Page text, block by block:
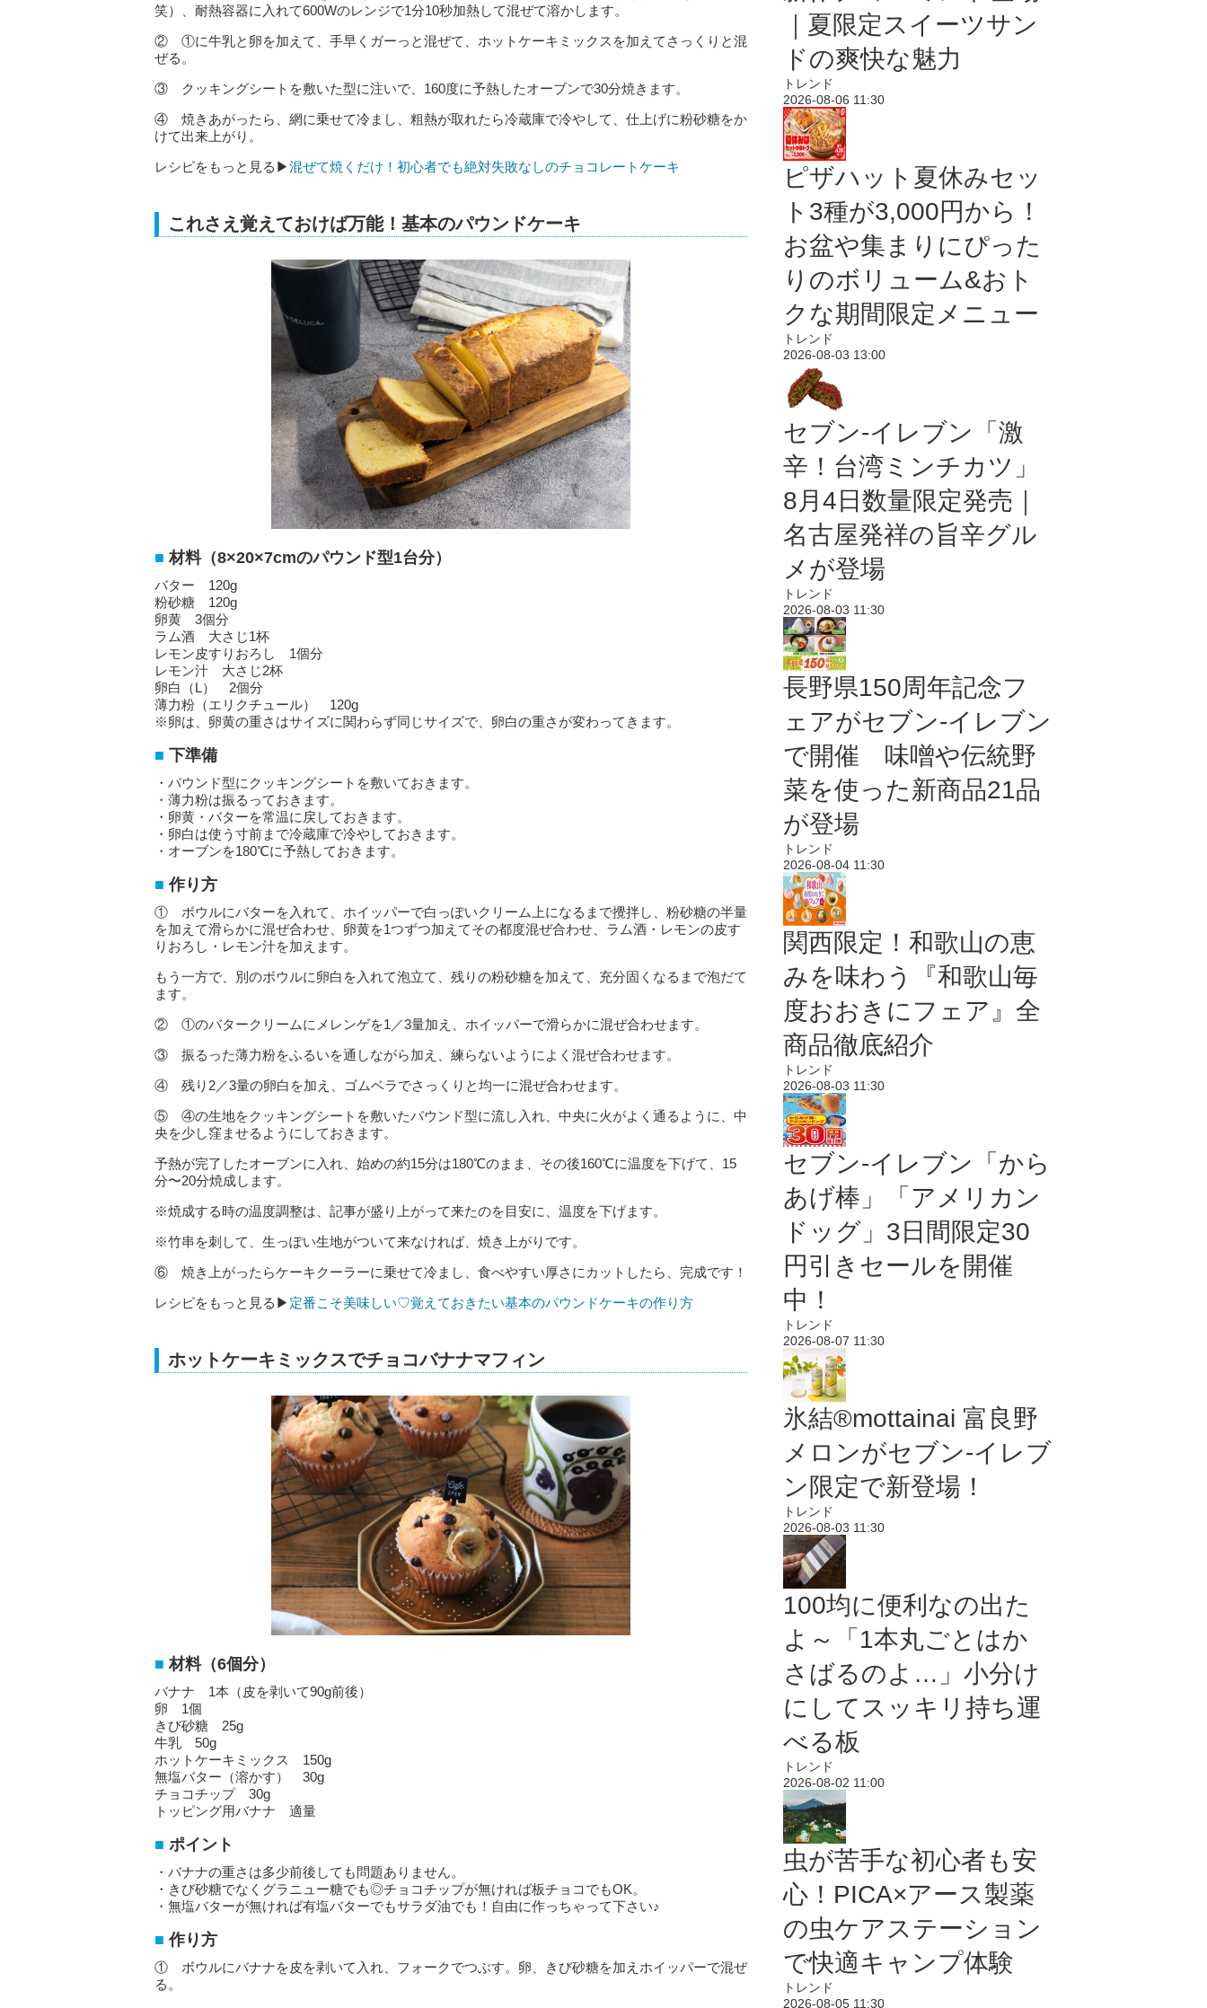
笑）、耐熱容器に入れて600Wのレンジで1分10秒加熱して混ぜて溶かします。
② ①に牛乳と卵を加えて、手早くガーっと混ぜて、ホットケーキミックスを加えてさっくりと混
ぜる。
③ クッキングシートを敷いた型に注いで、160度に予熱したオーブンで30分焼きます。
④ 焼きあがったら、網に乗せて冷まし、粗熱が取れたら冷蔵庫で冷やして、仕上げに粉砂糖をか
けて出来上がり。
レシピをもっと見る▶混ぜて焼くだけ！初心者でも絶対失敗なしのチョコレートケーキ
これさえ覚えておけば万能！基本のパウンドケーキ
材料（8×20×7cmのパウンド型1台分）
バター 120g
粉砂糖 120g
卵黄 3個分
ラム酒 大さじ1杯
レモン皮すりおろし 1個分
レモン汁 大さじ2杯
卵白（L） 2個分
薄力粉（エリクチュール） 120g
※卵は、卵黄の重さはサイズに関わらず同じサイズで、卵白の重さが変わってきます。
下準備
・パウンド型にクッキングシートを敷いておきます。
・薄力粉は振るっておきます。
・卵黄・バターを常温に戻しておきます。
・卵白は使う寸前まで冷蔵庫で冷やしておきます。
・オーブンを180℃に予熱しておきます。
作り方
① ボウルにバターを入れて、ホイッパーで白っぽいクリーム上になるまで攪拌し、粉砂糖の半量
を加えて滑らかに混ぜ合わせ、卵黄を1つずつ加えてその都度混ぜ合わせ、ラム酒・レモンの皮す
りおろし・レモン汁を加えます。
もう一方で、別のボウルに卵白を入れて泡立て、残りの粉砂糖を加えて、充分固くなるまで泡だて
ます。
② ①のバタークリームにメレンゲを1／3量加え、ホイッパーで滑らかに混ぜ合わせます。
③ 振るった薄力粉をふるいを通しながら加え、練らないようによく混ぜ合わせます。
④ 残り2／3量の卵白を加え、ゴムベラでさっくりと均一に混ぜ合わせます。
⑤ ④の生地をクッキングシートを敷いたパウンド型に流し入れ、中央に火がよく通るように、中
央を少し窪ませるようにしておきます。
予熱が完了したオーブンに入れ、始めの約15分は180℃のまま、その後160℃に温度を下げて、15
分〜20分焼成します。
※焼成する時の温度調整は、記事が盛り上がって来たのを目安に、温度を下げます。
※竹串を刺して、生っぽい生地がついて来なければ、焼き上がりです。
⑥ 焼き上がったらケーキクーラーに乗せて冷まし、食べやすい厚さにカットしたら、完成です！
レシピをもっと見る▶ 定番こそ美味しい♡覚えておきたい基本のパウンドケーキの作り方
ホットケーキミックスでチョコバナナマフィン
材料（6個分）
バナナ 1本（皮を剥いて90g前後）
卵 1個
きび砂糖 25g
牛乳 50g
ホットケーキミックス 150g
無塩バター（溶かす） 30g
チョコチップ 30g
トッピング用バナナ 適量
ポイント
・バナナの重さは多少前後しても問題ありません。
・きび砂糖でなくグラニュー糖でも◎チョコチップが無ければ板チョコでもOK。
・無塩バターが無ければ有塩バターでもサラダ油でも！自由に作っちゃって下さい♪
作り方
① ボウルにバナナを皮を剥いて入れ、フォークでつぶす。卵、きび砂糖を加えホイッパーで混ぜ
る。
｜夏限定スイーツサン
ドの爽快な魅力
トレンド
2026-08-06 11:30
ピザハット夏休みセッ
ト3種が3,000円から！
お盆や集まりにぴった
りのボリューム&おト
クな期間限定メニュー
トレンド
2026-08-03 13:00
セブン-イレブン「激
辛！台湾ミンチカツ」
8月4日数量限定発売｜
名古屋発祥の旨辛グル
メが登場
トレンド
2026-08-03 11:30
長野県150周年記念フ
ェアがセブン-イレブン
で開催 味噌や伝統野
菜を使った新商品21品
が登場
トレンド
2026-08-04 11:30
関西限定！和歌山の恵
みを味わう『和歌山毎
度おおきにフェア』全
商品徹底紹介
トレンド
2026-08-03 11:30
セブン‐イレブン「から
あげ棒」「アメリカン
ドッグ」3日間限定30
円引きセールを開催
中！
トレンド
2026-08-07 11:30
氷結®mottainai 富良野
メロンがセブン‐イレブ
ン限定で新登場！
トレンド
2026-08-03 11:30
100均に便利なの出た
よ～「1本丸ごとはか
さばるのよ…」小分け
にしてスッキリ持ち運
べる板
トレンド
2026-08-02 11:00
虫が苦手な初心者も安
心！PICA×アース製薬
の虫ケアステーション
で快適キャンプ体験
トレンド
2026-08-05 11:30